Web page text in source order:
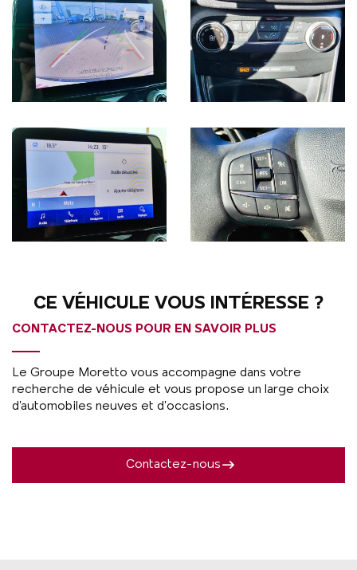
CE VÉHICULE VOUS INTÉRESSE ?
CONTACTEZ-NOUS POUR EN SAVOIR PLUS
Le Groupe Moretto vous accompagne dans votre
recherche de véhicule et vous propose un large choix
d’automobiles neuves et d’occasions.
Contactez-nous